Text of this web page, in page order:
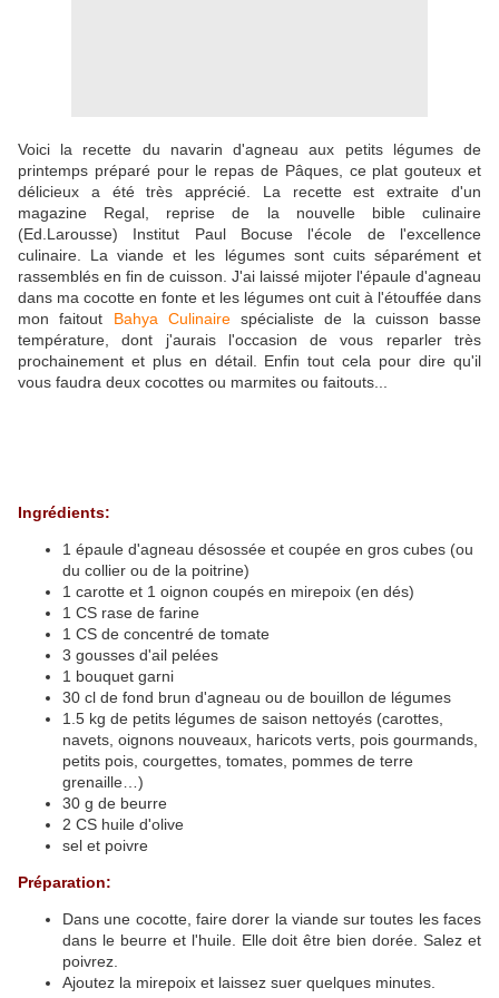
Voici la recette du navarin d'agneau aux petits légumes de
printemps préparé pour le repas de Pâques, ce plat gouteux et
délicieux a été très apprécié. La recette est extraite d'un
magazine Regal, reprise de la nouvelle bible culinaire
(Ed.Larousse) Institut Paul Bocuse l'école de l'excellence
culinaire. La viande et les légumes sont cuits séparément et
rassemblés en fin de cuisson. J'ai laissé mijoter l'épaule d'agneau
dans ma cocotte en fonte et les légumes ont cuit à l'étouffée dans
mon faitout Bahya Culinairespécialiste de la cuisson basse
température, dont j'aurais l'occasion de vous reparler très
prochainement et plus en détail. Enfin tout cela pour dire qu'il
vous faudra deux cocottes ou marmites ou faitouts...
Ingrédients:
1 épaule d'agneau désossée et coupée en gros cubes (ou
du collier ou de la poitrine)
1 carotte et 1 oignon coupés en mirepoix (en dés)
1 CS rase de farine
1 CS de concentré de tomate
3 gousses d'ail pelées
1 bouquet garni
30 cl de fond brun d'agneau ou de bouillon de légumes
1.5 kg de petits légumes de saison nettoyés (carottes,
navets, oignons nouveaux, haricots verts, pois gourmands,
petits pois, courgettes, tomates, pommes de terre
grenaille…)
30 g de beurre
2 CS huile d'olive
sel et poivre
Préparation:
Dans une cocotte, faire dorer la viande sur toutes les faces
dans le beurre et l'huile. Elle doit être bien dorée. Salez et
poivrez.
Ajoutez la mirepoix et laissez suer quelques minutes.